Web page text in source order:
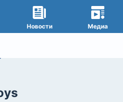
Новости Медиа